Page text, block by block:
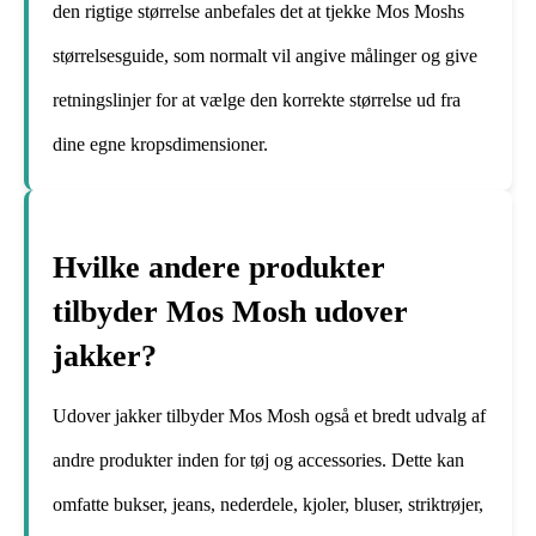
den rigtige størrelse anbefales det at tjekke Mos Moshs
størrelsesguide, som normalt vil angive målinger og give
retningslinjer for at vælge den korrekte størrelse ud fra
dine egne kropsdimensioner.
Hvilke andere produkter
tilbyder Mos Mosh udover
jakker?
Udover jakker tilbyder Mos Mosh også et bredt udvalg af
andre produkter inden for tøj og accessories. Dette kan
omfatte bukser, jeans, nederdele, kjoler, bluser, striktrøjer,